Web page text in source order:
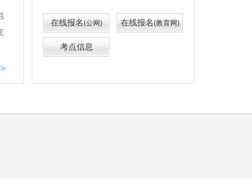
在线报名(公网) 在线报名(教育网)
考点信息